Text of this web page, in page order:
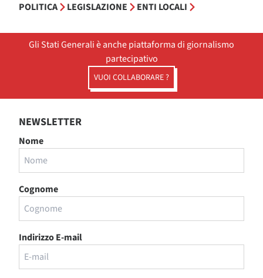
POLITICA LEGISLAZIONE ENTI LOCALI
Gli Stati Generali è anche piattaforma di giornalismo
partecipativo
VUOI COLLABORARE ?
NEWSLETTER
Nome
Cognome
Indirizzo E-mail